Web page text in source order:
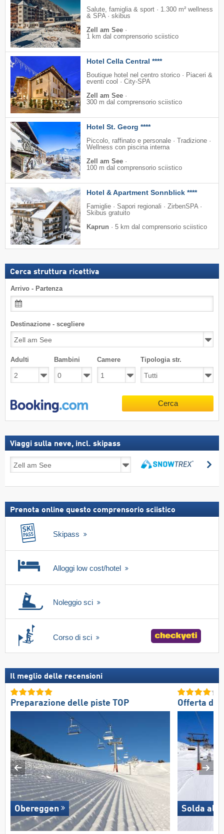
Salute, famiglia & sport · 1.300 m² wellness
& SPA · skibus
Zell am See ·
1 km dal comprensorio sciistico
Hotel Cella Central ****
Boutique hotel nel centro storico · Piaceri &
eventi cool · City-SPA
Zell am See ·
300 m dal comprensorio sciistico
Hotel St. Georg ****
Piccolo, raffinato e personale · Tradizione ·
Wellness con piscina interna
Zell am See ·
100 m dal comprensorio sciistico
Hotel & Apartment Sonnblick ****
Famiglie · Sapori regionali · ZirbenSPA ·
Skibus gratuito
Kaprun · 5 km dal comprensorio sciistico
Cerca struttura ricettiva
Arrivo - Partenza
Destinazione - scegliere
Adulti Bambini Camere Tipologia str.
Cerca
Viaggi sulla neve, incl. skipass
Viaggi
sulla
incl.
Prenota online questo comprensorio sciistico
Skipass
Alloggi low cost/hotel
Noleggio sci
Corso di sci
Il meglio delle recensioni
Preparazione delle piste TOP
Obereggen
Offerta di
Solda